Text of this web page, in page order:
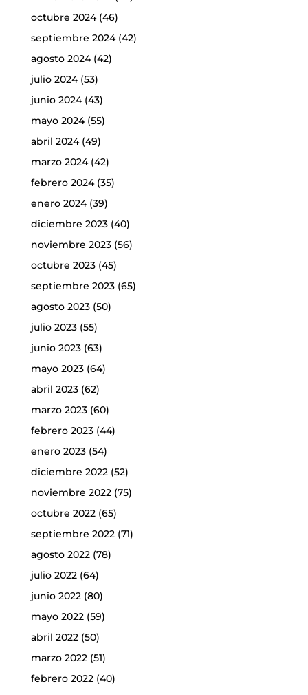
octubre 2024(46)
septiembre 2024(42)
agosto 2024(42)
julio 2024(53)
junio 2024(43)
mayo 2024(55)
abril 2024(49)
marzo 2024(42)
febrero 2024(35)
enero 2024(39)
diciembre 2023(40)
noviembre 2023(56)
octubre 2023(45)
septiembre 2023(65)
agosto 2023(50)
julio 2023(55)
junio 2023(63)
mayo 2023(64)
abril 2023(62)
marzo 2023(60)
febrero 2023(44)
enero 2023(54)
diciembre 2022(52)
noviembre 2022(75)
octubre 2022(65)
septiembre 2022(71)
agosto 2022(78)
julio 2022(64)
junio 2022(80)
mayo 2022(59)
abril 2022(50)
marzo 2022(51)
febrero 2022(40)